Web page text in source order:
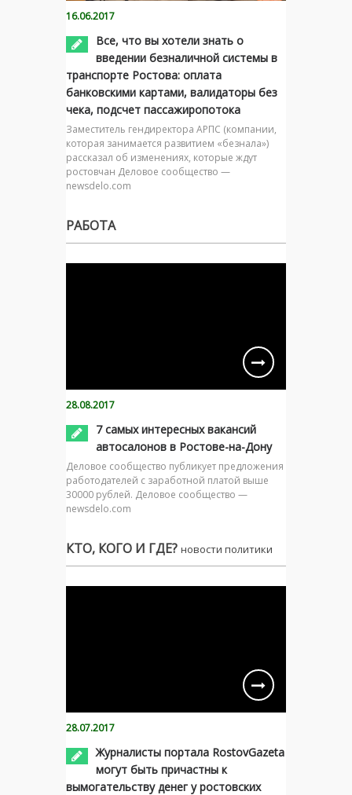
16.06.2017
Все, что вы хотели знать о
введении безналичной системы в
транспорте Ростова: оплата
банковскими картами, валидаторы без
чека, подсчет пассажиропотока
Заместитель гендиректора АРПС (компании,
которая занимается развитием «безнала»)
рассказал об изменениях, которые ждут
ростовчан Деловое сообщество —
newsdelo.com
РАБОТА
28.08.2017
7 самых интересных вакансий
автосалонов в Ростове-на-Дону
Деловое сообщество публикует предложения
работодателей с заработной платой выше
30000 рублей. Деловое сообщество —
newsdelo.com
КТО, КОГО И ГДЕ? новости политики
28.07.2017
Журналисты портала RostovGazeta
могут быть причастны к
вымогательству денег у ростовских